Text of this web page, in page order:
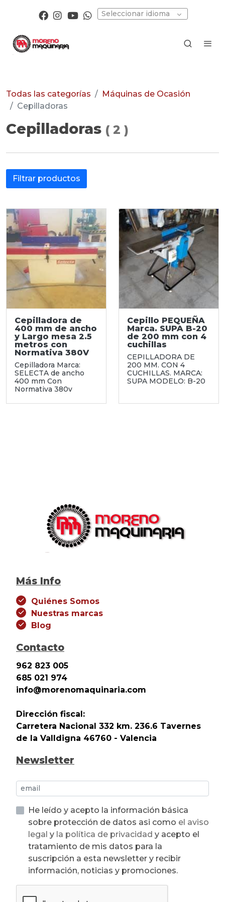
Seleccionar idioma
Todas las categorías
Máquinas de Ocasión
Cepilladoras
Cepilladoras ( 2 )
Filtrar productos
Cepilladora de
400 mm de ancho
y Largo mesa 2.5
metros con
Normativa 380V
Cepilladora Marca:
SELECTA de ancho
400 mm Con
Normativa 380v
Cepillo PEQUEÑA
Marca. SUPA B-20
de 200 mm con 4
cuchillas
CEPILLADORA DE
200 MM. CON 4
CUCHILLAS. MARCA:
SUPA MODELO: B-20
Más Info
Quiénes Somos
Nuestras marcas
Blog
Contacto
962 823 005
685 021 974
info@morenomaquinaria.com
Dirección fiscal:
Carretera Nacional 332 km. 236.6 Tavernes
de la Valldigna 46760 - Valencia
Newsletter
He leído y acepto la información básica
sobre protección de datos asi como el aviso
legal y la política de privacidad y acepto el
tratamiento de mis datos para la
suscripción a esta newsletter y recibir
información, noticias y promociones.